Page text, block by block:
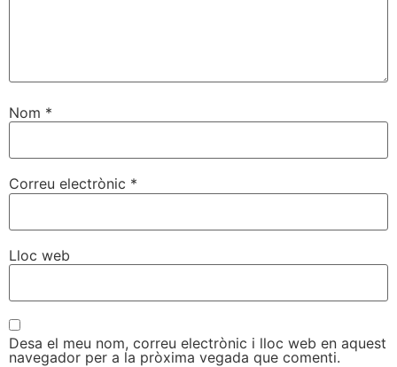
Nom *
Correu electrònic *
Lloc web
Desa el meu nom, correu electrònic i lloc web en aquest
navegador per a la pròxima vegada que comenti.